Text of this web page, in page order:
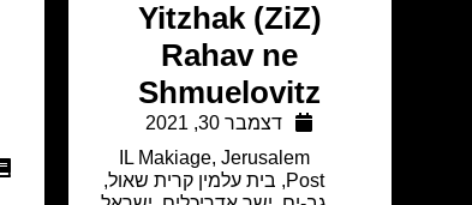
Yitzhak (ZiZ)
Rahav ne
Shmuelovitz
דצמבר 30, 2021
IL Makiage, Jerusalem
Post
, בית עלמין קרית שאול,